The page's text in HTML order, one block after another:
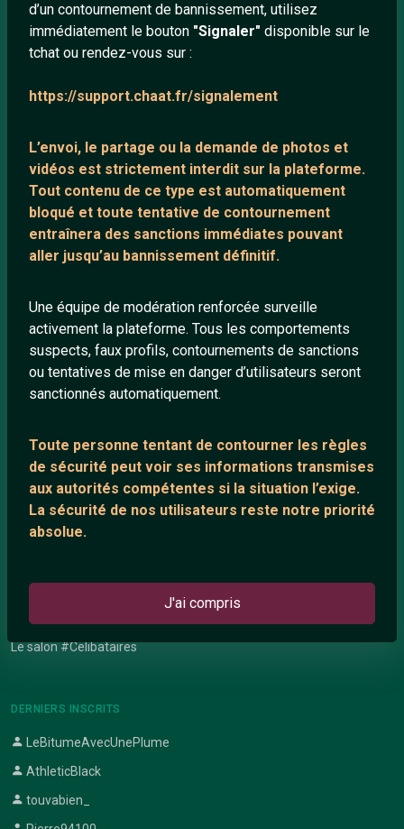
d’un contournement de bannissement, utilisez
immédiatement le bouton "Signaler" disponible sur le
tchat ou rendez-vous sur :
https://support.chaat.fr/signalement
L’envoi, le partage ou la demande de photos et
vidéos est strictement interdit sur la plateforme.
Tout contenu de ce type est automatiquement
bloqué et toute tentative de contournement
entraînera des sanctions immédiates pouvant
aller jusqu’au bannissement définitif.
Une équipe de modération renforcée surveille
activement la plateforme. Tous les comportements
suspects, faux profils, contournements de sanctions
ou tentatives de mise en danger d’utilisateurs seront
sanctionnés automatiquement.
Toute personne tentant de contourner les règles
de sécurité peut voir ses informations transmises
aux autorités compétentes si la situation l’exige.
La sécurité de nos utilisateurs reste notre priorité
absolue.
J'ai compris
Conditions générales
Protection mineurs
Blog
Salons de discussion
Communauté
Playlists YouTube
ANNEXE
Support IRC
ARTICLES RÉCENTS
Chat en ligne
Témoignage de nathanaelle
Le salon #Celibataires
DERNIERS INSCRITS
LeBitumeAvecUnePlume
AthleticBlack
touvabien_